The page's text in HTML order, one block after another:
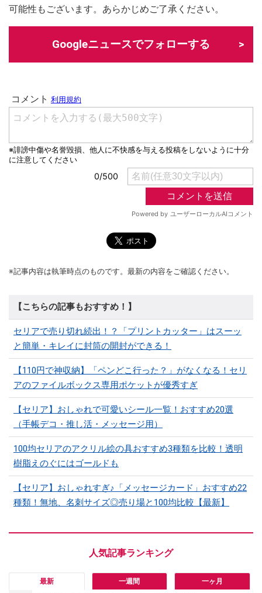
可能性もございます。あらかじめご了承ください。
Googleニュースでフォローする
※記事内容は執筆時点のものです。最新の内容をご確認ください。
【こちらの記事もおすすめ！】
セリアで売り切れ続出！？「プリントカッター」はスーッ
と簡単・キレイに封筒の開封ができる！
【110円で神収納】「ペンどこ行った？」がなくなる！セリ
アのファイルボックス専用ポケットが優秀すぎ
【セリア】おしゃれで可愛いシール一覧！おすすめ20選
（手帳デコ・推し活・メッセージ用）
100均セリアのアクリル絵の具おすすめ3種類を比較！透明
樹脂えのぐにはゴールドも
【セリア】おしゃれすぎ♪「メッセージカード」おすすめ22
種類！無地、名刺サイズ◎売り場と100均比較【最新】
最新 一週間 一ヶ月